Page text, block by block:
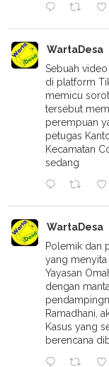
WartaDesa
Sebuah
di platform
memicu
tersebut
perempuan
petugas
Kecamatan
sedang
WartaDesa
Polemik dan
yang menyita
Yayasan
dengan
Ramadhani,
Kasus yang
berencana